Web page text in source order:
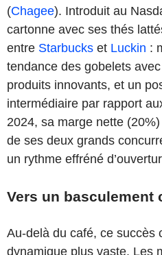
(Chagee). Introduit au
cartonne avec ses thés
entre Starbucks et Luckin :
tendance des gobelets
produits innovants, et un
intermédiaire par rapport
2024, sa marge nette
de ses deux grands
un rythme effréné
Vers un basculement
Au-delà du café, ce succès
dynamique plus vaste. Les